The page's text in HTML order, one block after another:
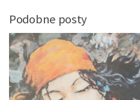
Podobne posty